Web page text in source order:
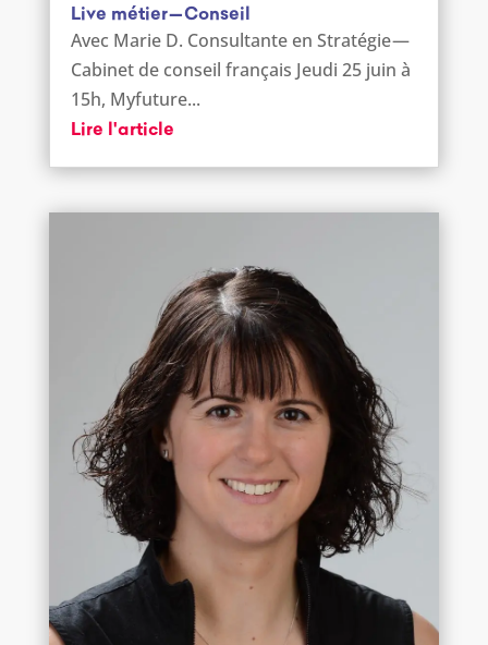
Live métier — Conseil
Avec Marie D. Consultante en Stratégie —
Cabinet de conseil français Jeudi 25 juin à
15h, Myfuture...
Lire l'article